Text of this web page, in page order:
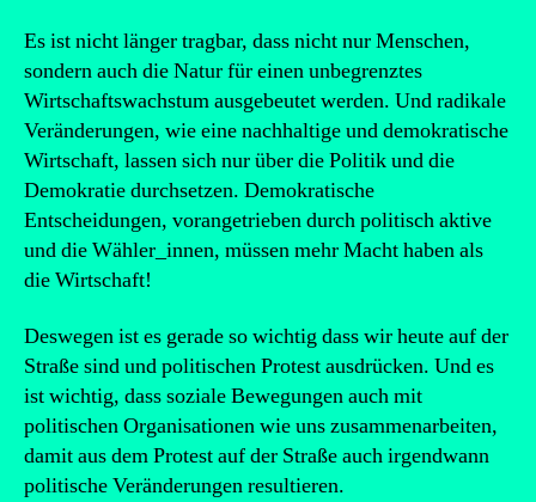
Es ist nicht länger tragbar, dass nicht nur Menschen,
sondern auch die Natur für einen unbegrenztes
Wirtschaftswachstum ausgebeutet werden. Und radikale
Veränderungen, wie eine nachhaltige und demokratische
Wirtschaft, lassen sich nur über die Politik und die
Demokratie durchsetzen. Demokratische
Entscheidungen, vorangetrieben durch politisch aktive
und die Wähler_innen, müssen mehr Macht haben als
die Wirtschaft!
Deswegen ist es gerade so wichtig dass wir heute auf der
Straße sind und politischen Protest ausdrücken. Und es
ist wichtig, dass soziale Bewegungen auch mit
politischen Organisationen wie uns zusammenarbeiten,
damit aus dem Protest auf der Straße auch irgendwann
politische Veränderungen resultieren.